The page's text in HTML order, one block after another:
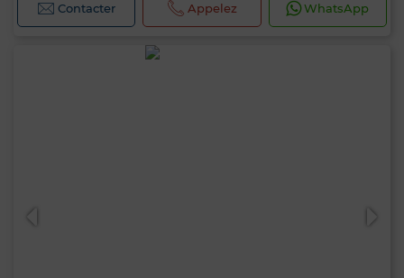
Contacter Appelez WhatsApp